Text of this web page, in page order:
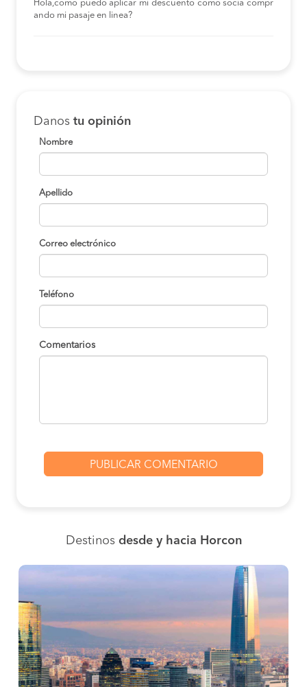
Hola,como puedo aplicar mi descuento como socia compr
ando mi pasaje en linea?
Danos tu opinión
Nombre
Apellido
Correo electrónico
Teléfono
Comentarios
Destinos desde y hacia Horcon